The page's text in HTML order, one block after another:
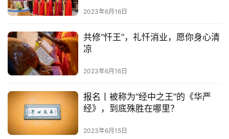
益
慈
善
佛
教
物
院
2023年6月16日
共修“忏王”，礼忏消业，愿你身心清
凉
2023年6月16日
报名丨被称为“经中之王”的《华严
经》，到底殊胜在哪里？
2023年6月15日